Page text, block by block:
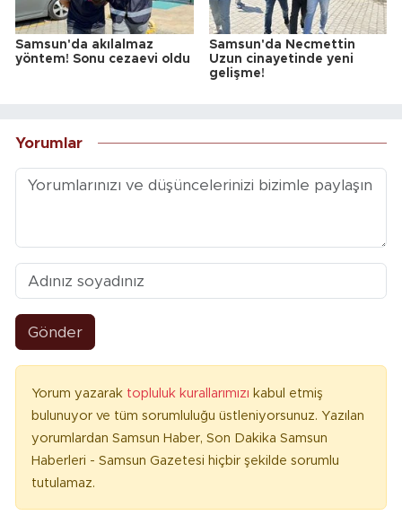
Samsun'da akılalmaz
yöntem! Sonu cezaevi oldu
Samsun'da Necmettin
Uzun cinayetinde yeni
gelişme!
Yorumlar
Gönder
Yorum yazarak topluluk kurallarımızı kabul etmiş
bulunuyor ve tüm sorumluluğu üstleniyorsunuz. Yazılan
yorumlardan Samsun Haber, Son Dakika Samsun
Haberleri - Samsun Gazetesi hiçbir şekilde sorumlu
tutulamaz.